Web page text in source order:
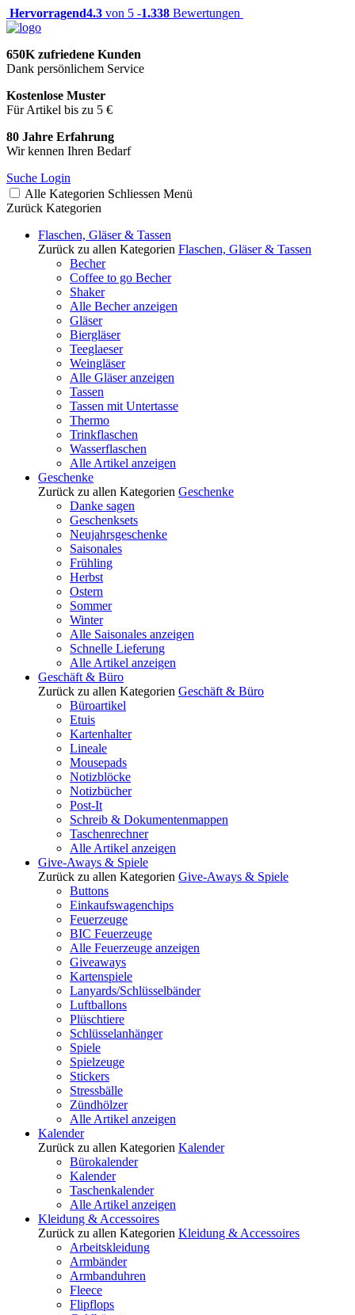
Hervorragend4.3 von 5 -1.338 Bewertungen
650K zufriedene Kunden
Dank persönlichem Service
Kostenlose Muster
Für Artikel bis zu 5 €
80 Jahre Erfahrung
Wir kennen Ihren Bedarf
Suche Login
Alle Kategorien Schliessen Menü
Zurück Kategorien
Flaschen, Gläser & Tassen
Zurück zu allen Kategorien Flaschen, Gläser & Tassen
Becher
Coffee to go Becher
Shaker
Alle Becher anzeigen
Gläser
Biergläser
Teeglaeser
Weingläser
Alle Gläser anzeigen
Tassen
Tassen mit Untertasse
Thermo
Trinkflaschen
Wasserflaschen
Alle Artikel anzeigen
Geschenke
Zurück zu allen Kategorien Geschenke
Danke sagen
Geschenksets
Neujahrsgeschenke
Saisonales
Frühling
Herbst
Ostern
Sommer
Winter
Alle Saisonales anzeigen
Schnelle Lieferung
Alle Artikel anzeigen
Geschäft & Büro
Zurück zu allen Kategorien Geschäft & Büro
Büroartikel
Etuis
Kartenhalter
Lineale
Mousepads
Notizblöcke
Notizbücher
Post-It
Schreib & Dokumentenmappen
Taschenrechner
Alle Artikel anzeigen
Give-Aways & Spiele
Zurück zu allen Kategorien Give-Aways & Spiele
Buttons
Einkaufswagenchips
Feuerzeuge
BIC Feuerzeuge
Alle Feuerzeuge anzeigen
Giveaways
Kartenspiele
Lanyards/Schlüsselbänder
Luftballons
Plüschtiere
Schlüsselanhänger
Spiele
Spielzeuge
Stickers
Stressbälle
Zündhölzer
Alle Artikel anzeigen
Kalender
Zurück zu allen Kategorien Kalender
Bürokalender
Kalender
Taschenkalender
Alle Artikel anzeigen
Kleidung & Accessoires
Zurück zu allen Kategorien Kleidung & Accessoires
Arbeitskleidung
Armbänder
Armbanduhren
Fleece
Flipflops